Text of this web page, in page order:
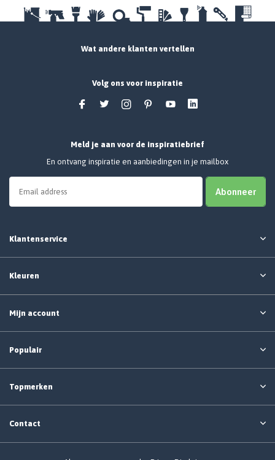
Wat andere klanten vertellen
Volg ons voor inspiratie
Meld je aan voor de inspiratiebrief
En ontvang inspiratie en aanbiedingen in je mailbox
Abonneer
Klantenservice
Kleuren
Mijn account
Populair
Topmerken
Contact